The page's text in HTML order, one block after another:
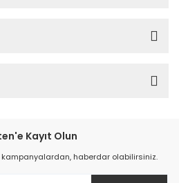
Kayıt Olun
kampanyalardan, haberdar olabilirsiniz.